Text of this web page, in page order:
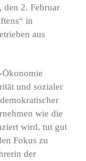
den 2. Februar
in
aus
Ökonomie
und sozialer
wie die
wird, tut gut
Fokus zu
der